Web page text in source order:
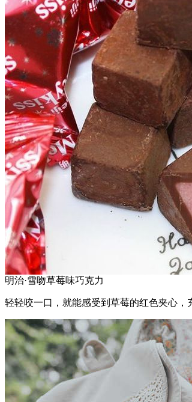
明治·雪吻草莓味巧克力
轻轻咬一口，就能感受到草莓的红色夹心，